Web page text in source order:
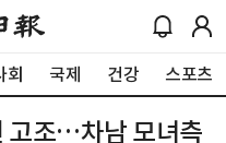
회 국제 건강 스포츠
고조…차남 모녀측